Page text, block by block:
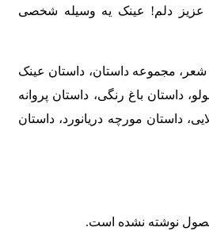
عزیز دلم! عینک یه وسیله شخصی
مجموعه داستان، داستان عینک
داستان باغ رنگی، داستان پروانه
داستان مورچه دریانورد، داستان
نوشته نشده است.